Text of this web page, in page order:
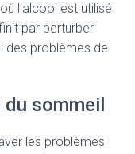
l’alcool est utilisé
par perturber
des problèmes de
sommeil
les problèmes